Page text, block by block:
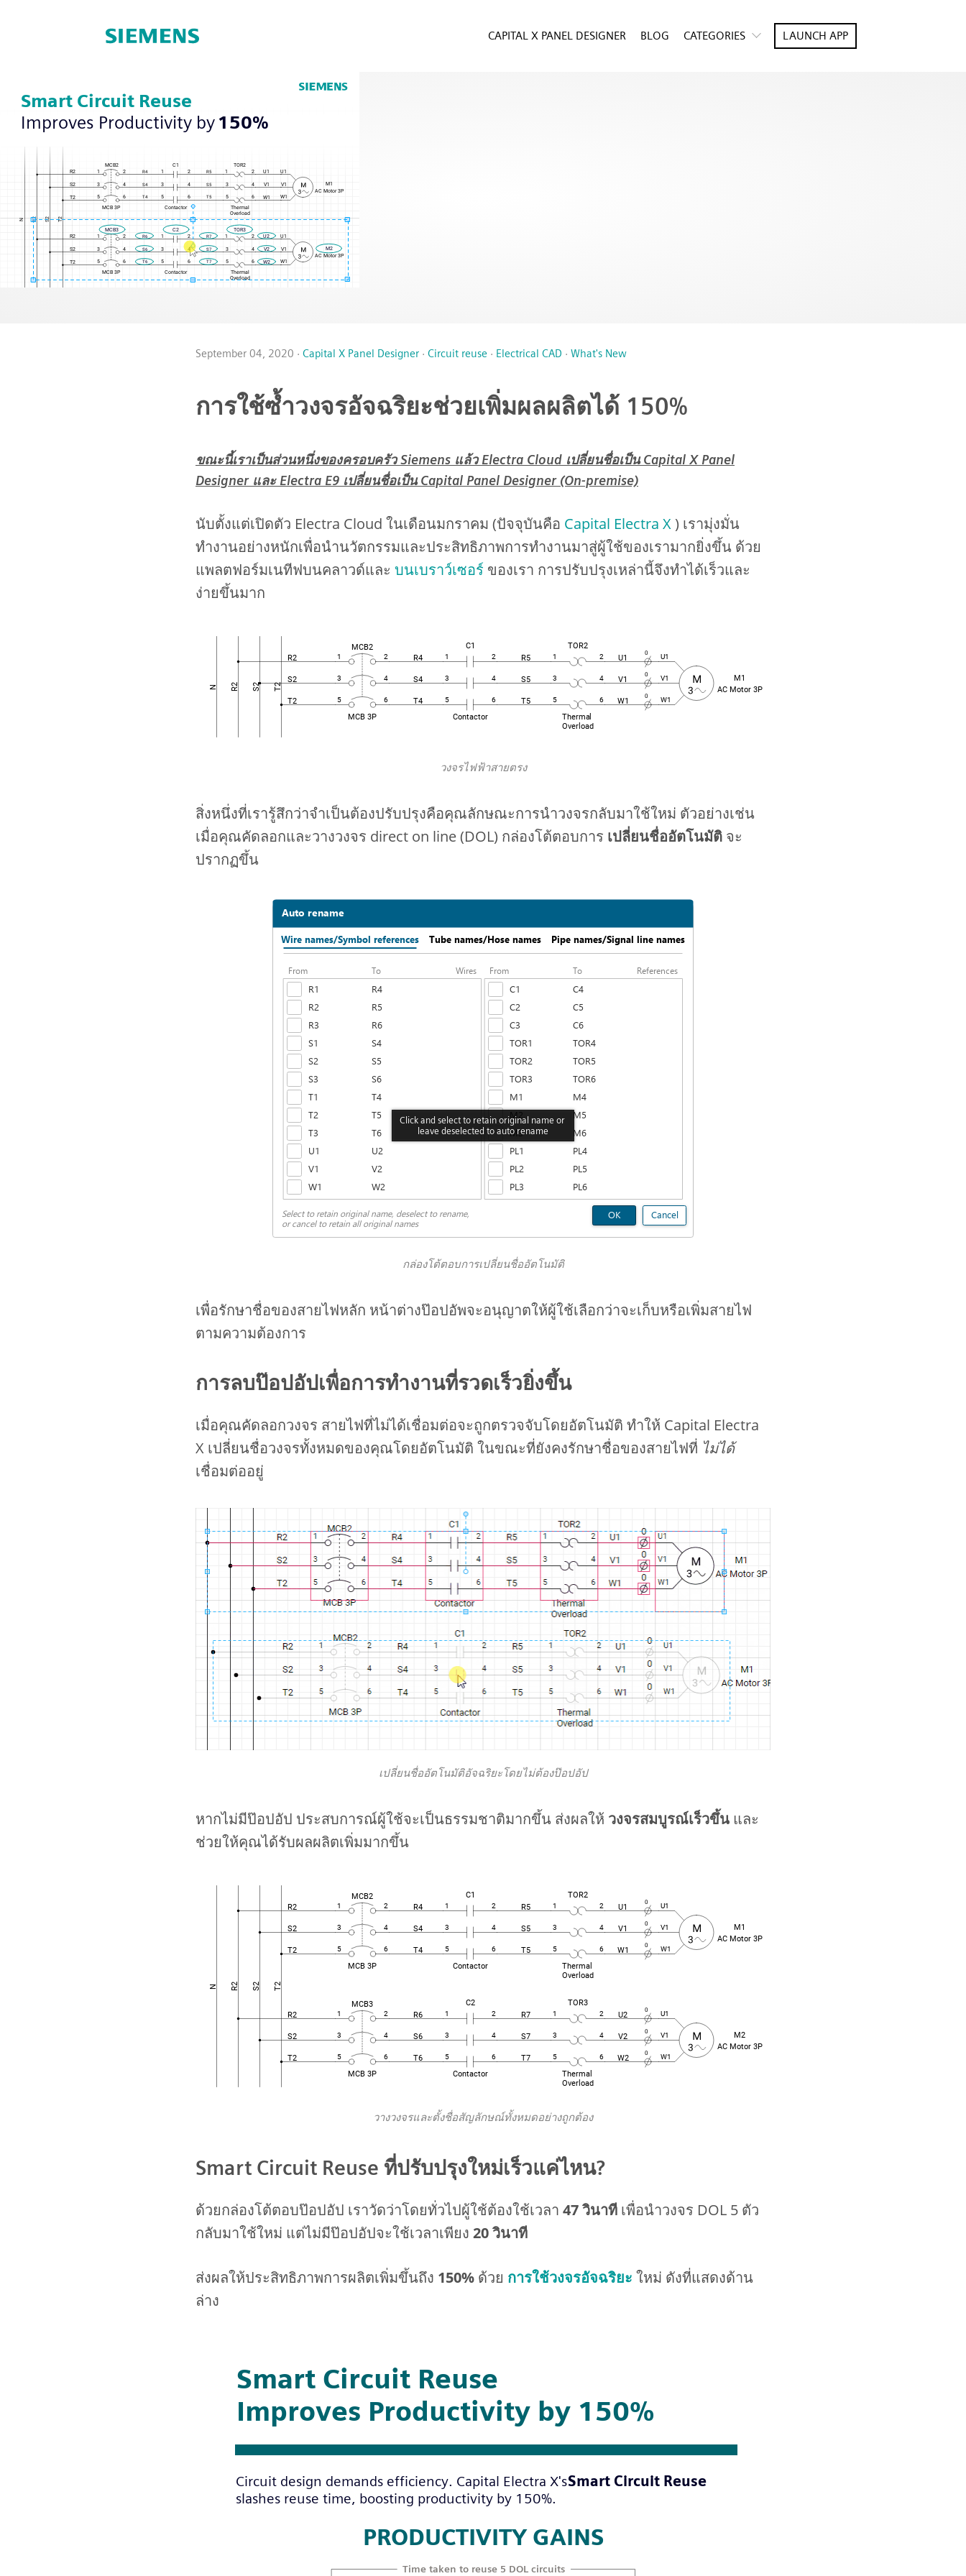
CAPITAL X PANEL DESIGNER BLOG CATEGORIES LAUNCH APP
September 04, 2020 · Capital X Panel Designer · Circuit reuse · Electrical CAD · What's New
การใช้ซ้ำวงจรอัจฉริยะช่วยเพิ่มผลผลิตได้ 150%
ขณะนี้เราเป็นส่วนหนึ่งของครอบครัว Siemens แล้ว Electra Cloud เปลี่ยนชื่อเป็น Capital X Panel
Designer และ Electra E9 เปลี่ยนชื่อเป็น Capital Panel Designer (On-premise)
นับตั้งแต่เปิดตัว Electra Cloud ในเดือนมกราคม (ปัจจุบันคือ Capital Electra X ) เรามุ่งมั่น
ทำงานอย่างหนักเพื่อนำนวัตกรรมและประสิทธิภาพการทำงานมาสู่ผู้ใช้ของเรามากยิ่งขึ้น ด้วย
แพลตฟอร์มเนทีฟบนคลาวด์และ บนเบราว์เซอร์ ของเรา การปรับปรุงเหล่านี้จึงทำได้เร็วและ
ง่ายขึ้นมาก
วงจรไฟฟ้าสายตรง
สิ่งหนึ่งที่เรารู้สึกว่าจำเป็นต้องปรับปรุงคือคุณลักษณะการนำวงจรกลับมาใช้ใหม่ ตัวอย่างเช่น
เมื่อคุณคัดลอกและวางวงจร direct on line (DOL) กล่องโต้ตอบการ เปลี่ยนชื่ออัตโนมัติ จะ
ปรากฏขึ้น
กล่องโต้ตอบการเปลี่ยนชื่ออัตโนมัติ
เพื่อรักษาชื่อของสายไฟหลัก หน้าต่างป๊อปอัพจะอนุญาตให้ผู้ใช้เลือกว่าจะเก็บหรือเพิ่มสายไฟ
ตามความต้องการ
การลบป๊อปอัปเพื่อการทำงานที่รวดเร็วยิ่งขึ้น
เมื่อคุณคัดลอกวงจร สายไฟที่ไม่ได้เชื่อมต่อจะถูกตรวจจับโดยอัตโนมัติ ทำให้ Capital Electra
X เปลี่ยนชื่อวงจรทั้งหมดของคุณโดยอัตโนมัติ ในขณะที่ยังคงรักษาชื่อของสายไฟที่ ไม่ได้
เชื่อมต่ออยู่
เปลี่ยนชื่ออัตโนมัติอัจฉริยะโดยไม่ต้องป๊อปอัป
หากไม่มีป๊อปอัป ประสบการณ์ผู้ใช้จะเป็นธรรมชาติมากขึ้น ส่งผลให้ วงจรสมบูรณ์เร็วขึ้น และ
ช่วยให้คุณได้รับผลผลิตเพิ่มมากขึ้น
วางวงจรและตั้งชื่อสัญลักษณ์ทั้งหมดอย่างถูกต้อง
Smart Circuit Reuse ที่ปรับปรุงใหม่เร็วแค่ไหน?
ด้วยกล่องโต้ตอบป๊อปอัป เราวัดว่าโดยทั่วไปผู้ใช้ต้องใช้เวลา 47 วินาที เพื่อนำวงจร DOL 5 ตัว
กลับมาใช้ใหม่ แต่ไม่มีป๊อปอัปจะใช้เวลาเพียง 20 วินาที
ส่งผลให้ประสิทธิภาพการผลิตเพิ่มขึ้นถึง 150% ด้วย การใช้วงจรอัจฉริยะ ใหม่ ดังที่แสดงด้าน
ล่าง